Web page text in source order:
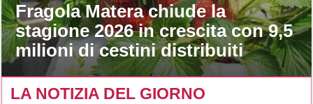
Fragola Matera chiude la
stagione 2026 in crescita con 9,5
milioni di cestini distribuiti
LA NOTIZIA DEL GIORNO